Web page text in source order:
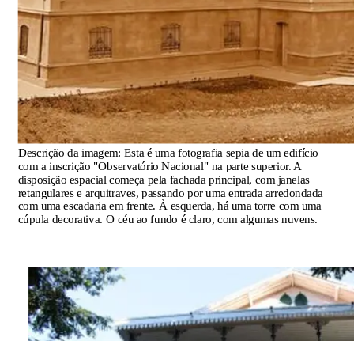
Descrição da imagem: Esta é uma fotografia sepia de um edifício
com a inscrição "Observatório Nacional" na parte superior. A
disposição espacial começa pela fachada principal, com janelas
retangulares e arquitraves, passando por uma entrada arredondada
com uma escadaria em frente. À esquerda, há uma torre com uma
cúpula decorativa. O céu ao fundo é claro, com algumas nuvens.